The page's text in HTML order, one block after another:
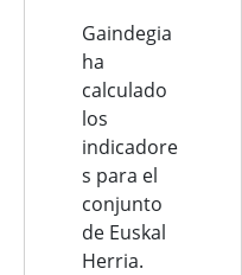
Gaindegia
ha
calculado
los
indicadore
s para el
conjunto
de Euskal
Herria.